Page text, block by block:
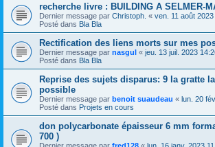
recherche livre : BUILDING A SELMER-
Dernier message par Christoph. « ven. 11 août
Posté dans Bla Bla
Rectification des liens morts sur mes
Dernier message par nasgul « jeu. 13 juil. 2023
Posté dans Bla Bla
Reprise des sujets disparus: 9 la gratte
possible
Dernier message par benoit suaudeau « lun. 20
Posté dans Projets en cours
don polycarbonate épaisseur 6 mm
700 )
Dernier message par fred128 « lun. 16 janv. 2023